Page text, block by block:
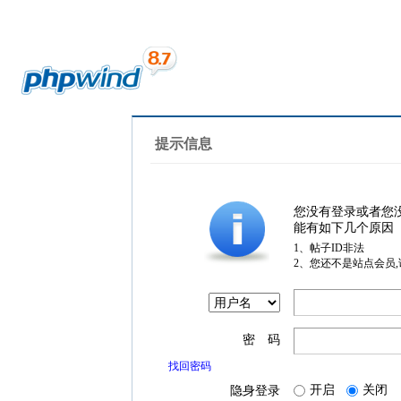
提示信息
您没有登录或者您
能有如下几个原因
1、帖子ID非法
2、您还不是站点会员
密 码
找回密码
隐身登录 开启 关闭